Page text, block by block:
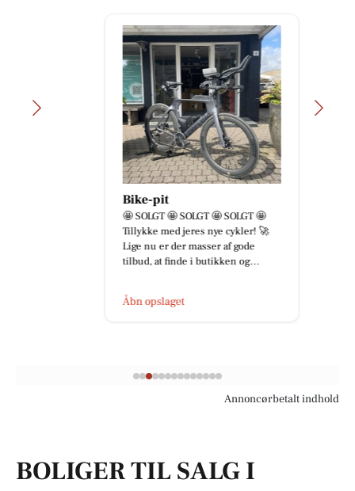
Bike-pit
🤩 SOLGT 🤩 SOLGT 🤩 SOLGT 🤩
Tillykke med jeres nye cykler! 🚀
Lige nu er der masser af gode
tilbud, at finde i butikken og...
Åbn opslaget
Annoncørbetalt indhold
BOLIGER TIL SALG I